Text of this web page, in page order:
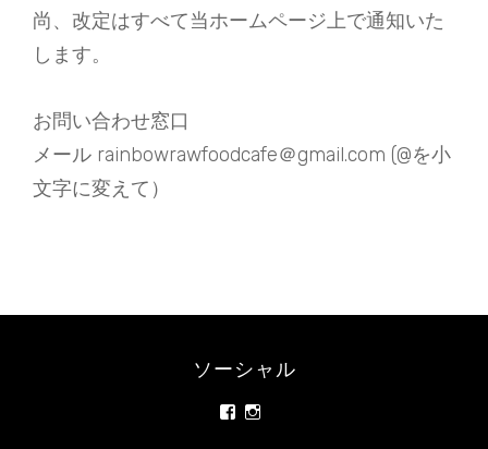
尚、改定はすべて当ホームページ上で通知いた
します。
お問い合わせ窓口
メール rainbowrawfoodcafe＠gmail.com (@を小
文字に変えて）
ソーシャル
rainbowrawfood/